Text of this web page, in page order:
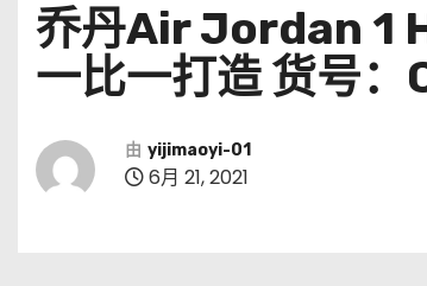
乔丹Air Jordan 1
一比一打造 货号
由 yijimaoyi-01
6月 21, 2021